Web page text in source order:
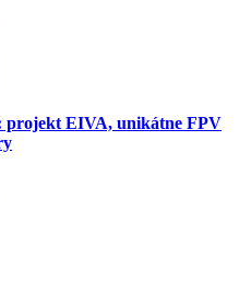
projekt EIVA, unikátne FPV